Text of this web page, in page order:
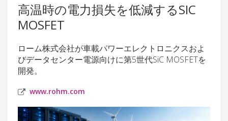
高温時の電力損失を低減するSIC
MOSFET
ローム株式会社が車載パワーエレクトロニクスおよ
びデータセンター電源向けに第5世代SiC MOSFETを
開発。
www.rohm.com